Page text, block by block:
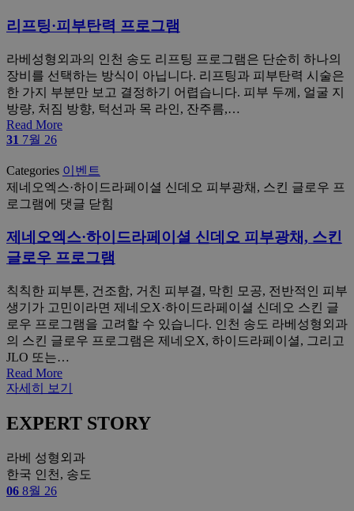
리프팅·피부탄력 프로그램
라베성형외과의 인천 송도 리프팅 프로그램은 단순히 하나의
장비를 선택하는 방식이 아닙니다. 리프팅과 피부탄력 시술은
한 가지 부분만 보고 결정하기 어렵습니다. 피부 두께, 얼굴 지
방량, 처짐 방향, 턱선과 목 라인, 잔주름,…
Read More
31 7월 26
Categories 이벤트
제네오엑스·하이드라페이셜 신데오 피부광채, 스킨 글로우 프
로그램에 댓글 닫힘
제네오엑스·하이드라페이셜 신데오 피부광채, 스킨
글로우 프로그램
칙칙한 피부톤, 건조함, 거친 피부결, 막힌 모공, 전반적인 피부
생기가 고민이라면 제네오X·하이드라페이셜 신데오 스킨 글
로우 프로그램을 고려할 수 있습니다. 인천 송도 라베성형외과
의 스킨 글로우 프로그램은 제네오X, 하이드라페이셜, 그리고
JLO 또는…
Read More
자세히 보기
EXPERT STORY
라베 성형외과
한국 인천, 송도
06 8월 26